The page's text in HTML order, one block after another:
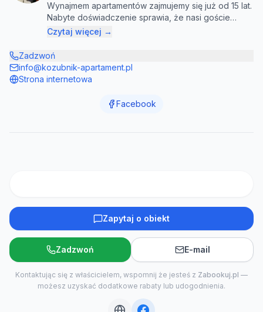
Wynajmem apartamentów zajmujemy się już od 15 lat.
Nabyte doświadczenie sprawia, że nasi goście
przyjeżdżają i wyjeżdżają zachwyceni urokliwym
apartamentem.
Czytaj więcej →
Zadzwoń
info@kozubnik-apartament.pl
Strona internetowa
Facebook
Zapytaj o obiekt
Zadzwoń E-mail
Kontaktując się z właścicielem, wspomnij że jesteś z Zabookuj.pl —
możesz uzyskać dodatkowe rabaty lub udogodnienia.